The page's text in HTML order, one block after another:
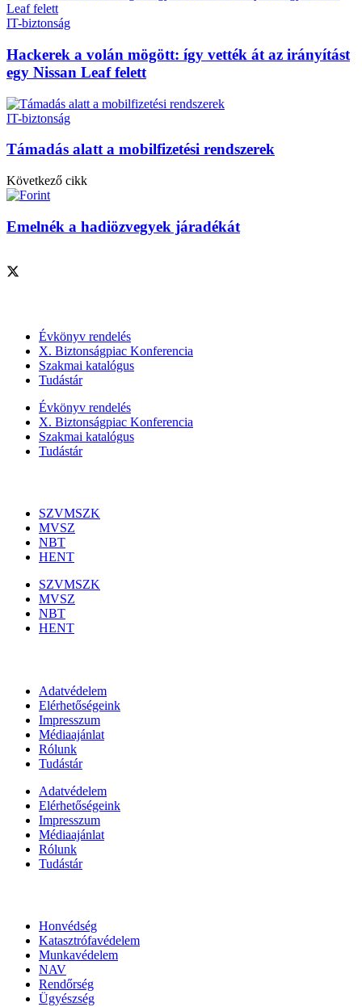
IT-biztonság
Hackerek a volán mögött: így vették át az irányítást
egy Nissan Leaf felett
IT-biztonság
Támadás alatt a mobilfizetési rendszerek
Következő cikk
Emelnék a hadiözvegyek járadékát
Évkönyv rendelés
X. Biztonságpiac Konferencia
Szakmai katalógus
Tudástár
Évkönyv rendelés
X. Biztonságpiac Konferencia
Szakmai katalógus
Tudástár
SZVMSZK
MVSZ
NBT
HENT
SZVMSZK
MVSZ
NBT
HENT
Adatvédelem
Elérhetőségeink
Impresszum
Médiaajánlat
Rólunk
Tudástár
Adatvédelem
Elérhetőségeink
Impresszum
Médiaajánlat
Rólunk
Tudástár
Honvédség
Katasztrófavédelem
Munkavédelem
NAV
Rendőrség
Ügyészség